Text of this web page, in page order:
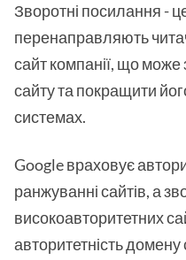
Зворотні посилання -
перенаправляють
сайт компанії, що може
сайту та покращити
системах.
Google враховує
ранжуванні сайтів, а
високоавторитетних
авторитетність